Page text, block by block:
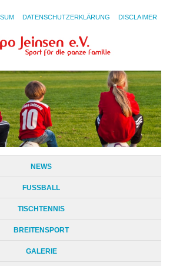
DATENSCHUTZERKLÄRUNG DISCLAIMER
NEWS
FUSSBALL
TISCHTENNIS
BREITENSPORT
GALERIE